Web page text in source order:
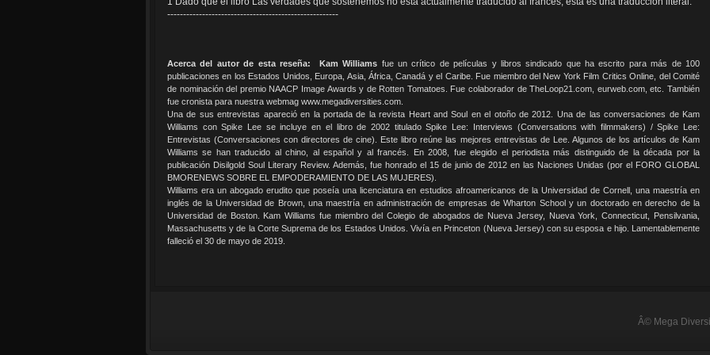
------------------------------------------------------
Acerca del autor de esta reseña: Kam Williams fue un crítico de películas y libros sindicado que ha escrito para más de 100
publicaciones en los Estados Unidos, Europa, Asia, África, Canadá y el Caribe. Fue miembro del New York Film Critics Online, del Comité
de nominación del premio NAACP Image Awards y de Rotten Tomatoes. Fue colaborador de TheLoop21.com, eurweb.com, etc. También
fue cronista para nuestra webmag www.megadiversities.com.
Una de sus entrevistas apareció en la portada de la revista Heart and Soul en el otoño de 2012. Una de las conversaciones de Kam
Williams con Spike Lee se incluye en el libro de 2002 titulado Spike Lee: Interviews (Conversations with filmmakers) / Spike Lee:
Entrevistas (Conversaciones con directores de cine). Este libro reúne las mejores entrevistas de Lee. Algunos de los artículos de Kam
Williams se han traducido al chino, al español y al francés. En 2008, fue elegido el periodista más distinguido de la década por la
publicación Disilgold Soul Literary Review. Además, fue honrado el 15 de junio de 2012 en las Naciones Unidas (por el FORO GLOBAL
BMORENEWS SOBRE EL EMPODERAMIENTO DE LAS MUJERES).
Williams era un abogado erudito que poseía una licenciatura en estudios afroamericanos de la Universidad de Cornell, una maestría en
inglés de la Universidad de Brown, una maestría en administración de empresas de Wharton School y un doctorado en derecho de la
Universidad de Boston. Kam Williams fue miembro del Colegio de abogados de Nueva Jersey, Nueva York, Connecticut, Pensilvania,
Massachusetts y de la Corte Suprema de los Estados Unidos. Vivía en Princeton (Nueva Jersey) con su esposa e hijo. Lamentablemente
falleció el 30 de mayo de 2019.
Â© Mega